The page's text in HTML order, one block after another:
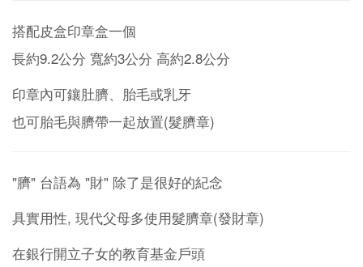
搭配皮盒印章盒一個
長約9.2公分 寬約3公分 高約2.8公分
印章內可鑲肚臍、胎毛或乳牙
也可胎毛與臍帶一起放置(髮臍章)
"臍" 台語為 "財" 除了是很好的紀念
具實用性, 現代父母多使用髮臍章(發財章)
在銀行開立子女的教育基金戶頭